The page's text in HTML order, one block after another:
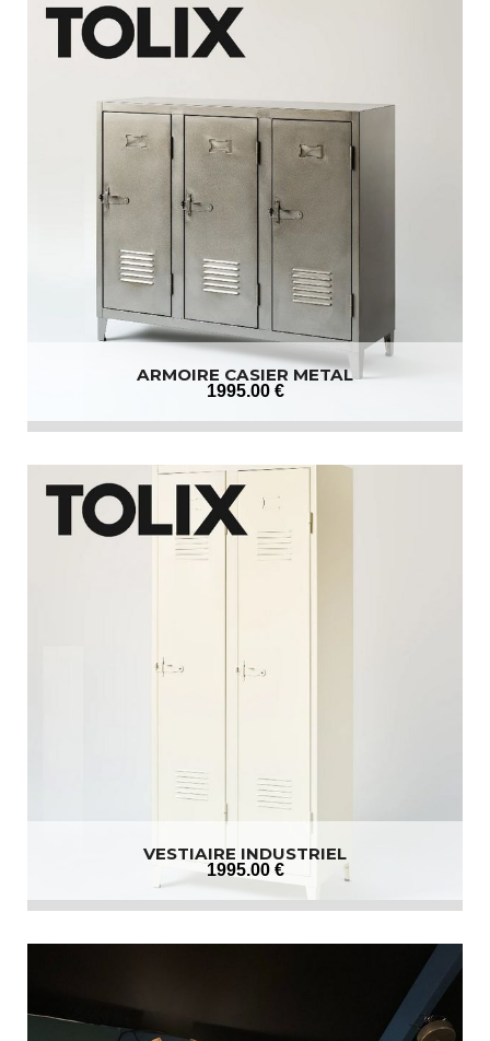
ARMOIRE CASIER METAL
1995.00 €
VESTIAIRE INDUSTRIEL
1995.00 €